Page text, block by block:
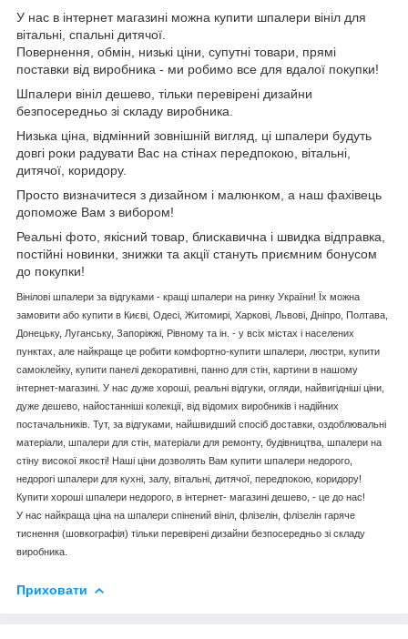
У нас в інтернет магазині можна купити шпалери вініл для
вітальні, спальні дитячої.
Повернення, обмін, низькі ціни, супутні товари, прямі
поставки від виробника - ми робимо все для вдалої покупки!
Шпалери вініл дешево, тільки перевірені дизайни
безпосередньо зі складу виробника.
Низька ціна, відмінний зовнішній вигляд, ці шпалери будуть
довгі роки радувати Вас на стінах передпокою, вітальні,
дитячої, коридору.
Просто визначитеся з дизайном і малюнком, а наш фахівець
допоможе Вам з вибором!
Реальні фото, якісний товар, блискавична і швидка відправка,
постійні новинки, знижки та акції стануть приємним бонусом
до покупки!
Вінілові шпалери за відгуками - кращі шпалери на ринку України! Їх можна
замовити або купити в Києві, Одесі, Житомирі, Харкові, Львові, Дніпро, Полтава,
Донецьку, Луганську, Запоріжжі, Рівному та ін. - у всіх містах і населених
пунктах, але найкраще це робити комфортно-купити шпалери, люстри, купити
самоклейку, купити панелі декоративні, панно для стін, картини в нашому
інтернет-магазині. У нас дуже хороші, реальні відгуки, огляди, найвигідніші ціни,
дуже дешево, найостанніші колекції, від відомих виробників і надійних
постачальників. Тут, за відгуками, найшвидший спосіб доставки, оздоблювальні
матеріали, шпалери для стін, матеріали для ремонту, будівництва, шпалери на
стіну високої якості! Наші ціни дозволять Вам купити шпалери недорого,
недорогі шпалери для кухні, залу, вітальні, дитячої, передпокою, коридору!
Купити хороші шпалери недорого, в інтернет- магазині дешево, - це до нас!
У нас найкраща ціна на шпалери спінений вініл, флізелін, флізелін гаряче
тиснення (шовкографія) тільки перевірені дизайни безпосередньо зі складу
виробника.
Приховати